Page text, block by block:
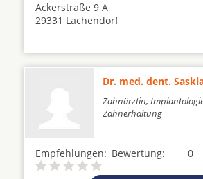
Ackerstraße 9 A
29331 Lachendorf
Dr. med. dent.
Zahnärztin,
Zahnerhaltung
Empfehlungen: 0
Bewertung: